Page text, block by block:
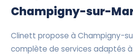
Champigny-sur-
Clinett propose à Champigny-
complète de services adaptés